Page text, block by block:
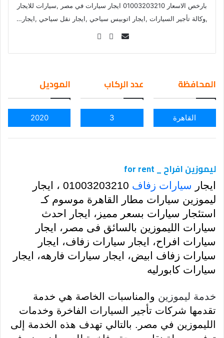
بارخص الاسعار 01003203210 ايجار سيارات في مصر ,سيارات للايجار
,وكالة تأجير السيارات ,ايجار اتوبيس سياحي ,ايجار نقل سياحي ,ايجار…
Se
ail
المحافظة
القاهرة
عدد الركاب
3
الموديل
2020
ليموزين افراح _ for rent
ايجار سيارات زفاف
01003203210 ، ايجار
ليموزين سيارات مطار القاهرة موسوم كـ
استئجار سيارات بسعر مميز، ايجار احدث
سيارات الليموزين بالسائق فى مصر، ايجار
سيارات افراح، ايجار سيارات زفاف، ايجار
سيارات زفاف ابيض، ايجار سيارات فارهه، ايجار
سيارات كابورليه
خدمة ليموزين والمناسبات الخاصة هي خدمة
تقدمها شركات تأجير السيارات الفاخرة وخدمات
الليموزين في مصر. بالتالي تهدف هذه الخدمة إلى